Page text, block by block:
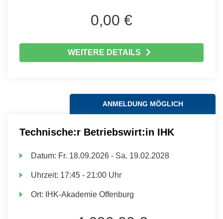
0,00 €
WEITERE DETAILS
ANMELDUNG MÖGLICH
Technische:r Betriebswirt:in IHK
Datum: Fr. 18.09.2026 - Sa. 19.02.2028
Uhrzeit: 17:45 - 21:00 Uhr
Ort: IHK-Akademie Offenburg